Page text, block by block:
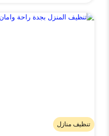
تنظيف منازل